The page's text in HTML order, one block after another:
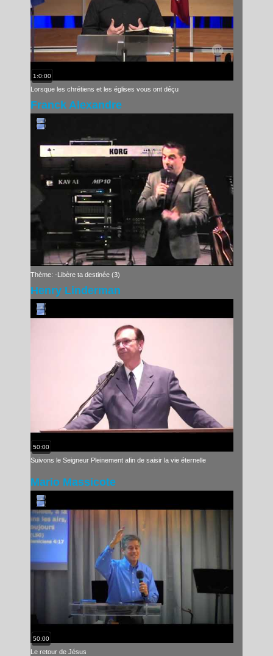
1:0:00
Lorsque les chrétiens et les églises vous ont déçu
Franck Alexandre
Thème: -Libère ta destinée (3)
Henry Linderman
50:00
Suivons le Seigneur Pleinement afin de saisir la vie éternelle
Mario Massicote
50:00
Le retour de Jésus